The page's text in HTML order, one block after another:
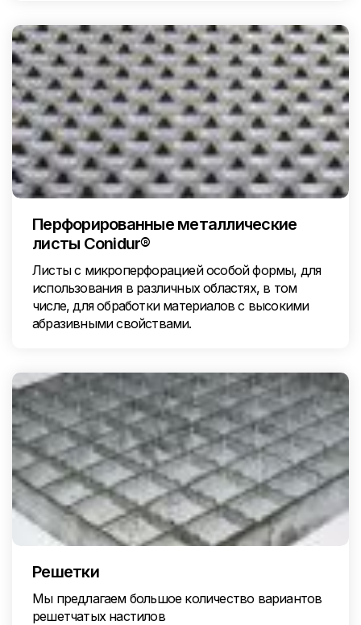
Перфорированные металлические
листы Conidur®
Листы с микроперфорацией особой формы, для
использования в различных областях, в том
числе, для обработки материалов с высокими
абразивными свойствами.
Решетки
Мы предлагаем большое количество вариантов
решетчатых настилов